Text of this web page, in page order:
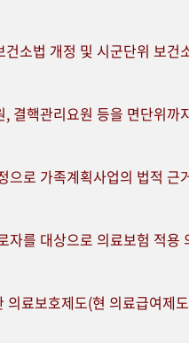
소법 개정 및 시군단위 보건
결핵관리요원 등을 면단위까
로 가족계획사업의 법적 근
를 대상으로 의료보험 적용
료보호제도(현 의료급여제